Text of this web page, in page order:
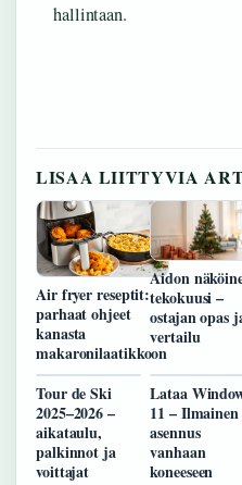
hallintaan.
LISAA LIITTYVIA
Air fryer reseptit:
parhaat ohjeet
kanasta
makaronilaatikkoon
Aidon
tekokuusi –
ostajan opas
vertailu
Tour de Ski
2025–2026 –
aikataulu,
palkinnot ja
voittajat
Lataa
11 – Ilmainen
asennus
vanhaan
koneeseen